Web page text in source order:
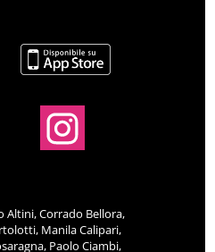
Altini, Corrado Bellora,
Manila Calipari,
Paolo Ciambi,